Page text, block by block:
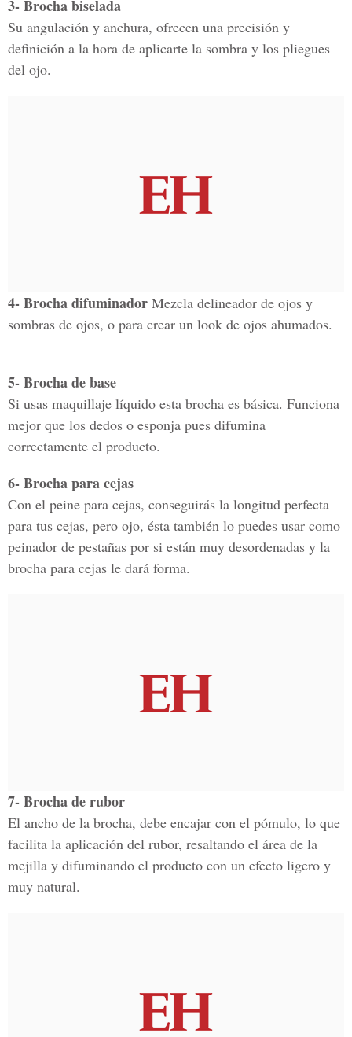
3- Brocha biselada
Su angulación y anchura, ofrecen una precisión y
definición a la hora de aplicarte la sombra y los pliegues
del ojo.
4- Brocha difuminador Mezcla delineador de ojos y
sombras de ojos, o para crear un look de ojos ahumados.
5- Brocha de base
Si usas maquillaje líquido esta brocha es básica. Funciona
mejor que los dedos o esponja pues difumina
correctamente el producto.
6- Brocha para cejas
Con el peine para cejas, conseguirás la longitud perfecta
para tus cejas, pero ojo, ésta también lo puedes usar como
peinador de pestañas por si están muy desordenadas y la
brocha para cejas le dará forma.
7- Brocha de rubor
El ancho de la brocha, debe encajar con el pómulo, lo que
facilita la aplicación del rubor, resaltando el área de la
mejilla y difuminando el producto con un efecto ligero y
muy natural.